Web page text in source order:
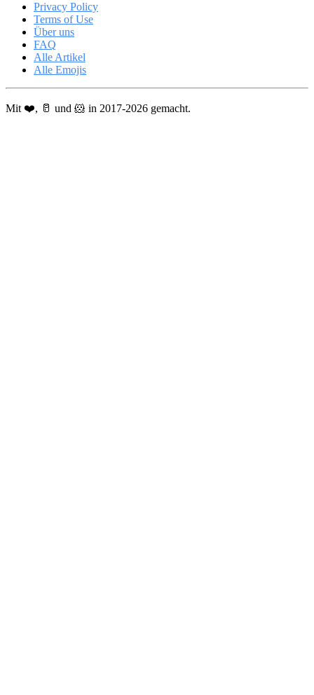
Privacy Policy
Terms of Use
Über uns
FAQ
Alle Artikel
Alle Emojis
Mit ❤️, 🥛 und 🐹 in 2017-2026 gemacht.